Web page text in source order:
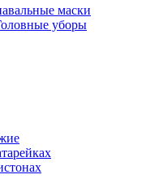
маски
уборы